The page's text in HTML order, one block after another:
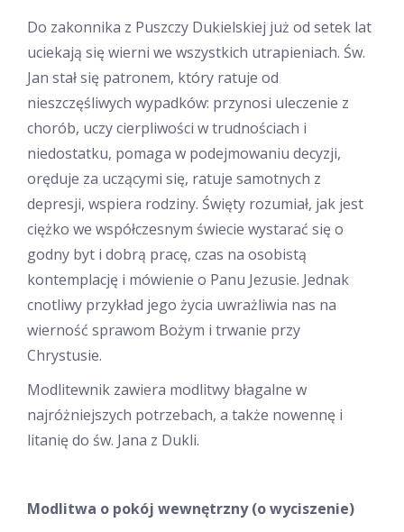
Do zakonnika z Puszczy Dukielskiej już od setek lat
uciekają się wierni we wszystkich utrapieniach. Św.
Jan stał się patronem, który ratuje od
nieszczęśliwych wypadków: przynosi uleczenie z
chorób, uczy cierpliwości w trudnościach i
niedostatku, pomaga w podejmowaniu decyzji,
oręduje za uczącymi się, ratuje samotnych z
depresji, wspiera rodziny. Święty rozumiał, jak jest
ciężko we współczesnym świecie wystarać się o
godny byt i dobrą pracę, czas na osobistą
kontemplację i mówienie o Panu Jezusie. Jednak
cnotliwy przykład jego życia uwrażliwia nas na
wierność sprawom Bożym i trwanie przy
Chrystusie.
Modlitewnik zawiera modlitwy błagalne w
najróżniejszych potrzebach, a także nowennę i
litanię do św. Jana z Dukli.
Modlitwa o pokój wewnętrzny (o wyciszenie)